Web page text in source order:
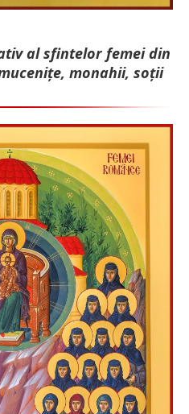
al sfintelor femei din
monahii, soții